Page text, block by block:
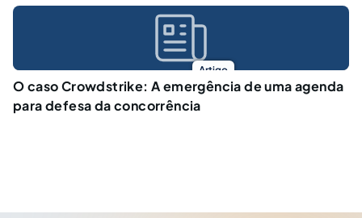
Artigo
O caso Crowdstrike: A emergência de uma agenda
para defesa da concorrência